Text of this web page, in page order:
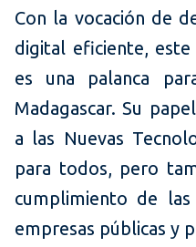
Con la vocación de
digital eficiente,
es una palanca
Madagascar. Su
a las Nuevas
para todos, pero
cumplimiento de las
empresas públicas y